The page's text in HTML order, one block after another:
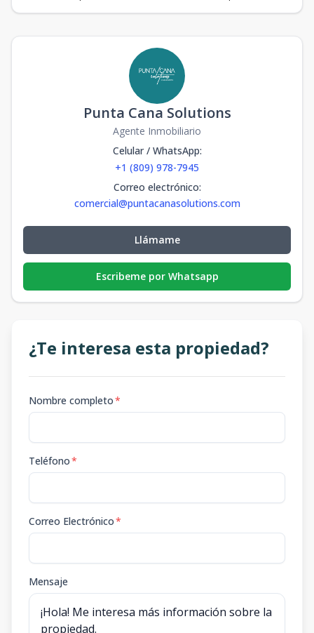
Punta Cana Solutions
Agente Inmobiliario
Celular / WhatsApp:
+1 (809) 978-7945
Correo electrónico:
comercial@puntacanasolutions.com
Llámame
Escribeme por Whatsapp
¿Te interesa esta propiedad?
Nombre completo*
Teléfono*
Correo Electrónico*
Mensaje